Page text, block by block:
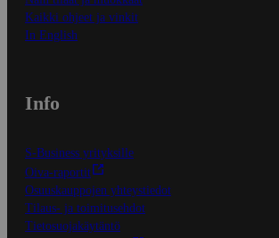
Kaikki ohjeet ja vinkit
In English
Info
S-Business yrityksille
Oiva-raportit
Osuuskauppojen yhteystiedot
Tilaus- ja toimitusehdot
Tietosuojakäytäntö